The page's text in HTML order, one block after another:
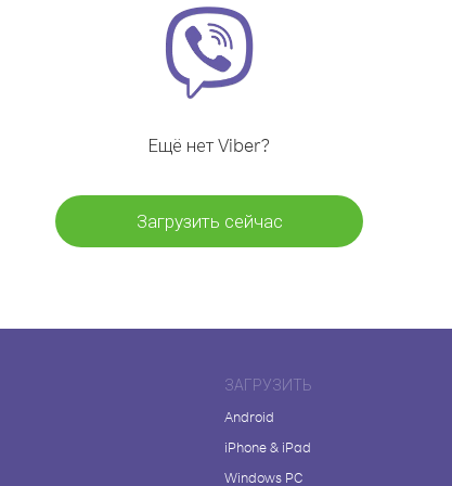
Ещё нет Viber?
Загрузить сейчас
ЗАГРУЗИТЬ
Android
iPhone & iPad
Windows PC